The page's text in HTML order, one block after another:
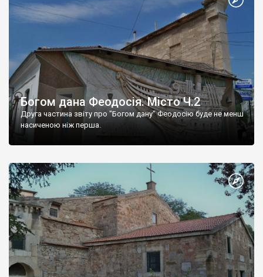
Богом дана Феодосія. Місто Ч.2
Друга частина звіту про "Богом дану" Феодосію буде не менш
насиченою ніж перша.